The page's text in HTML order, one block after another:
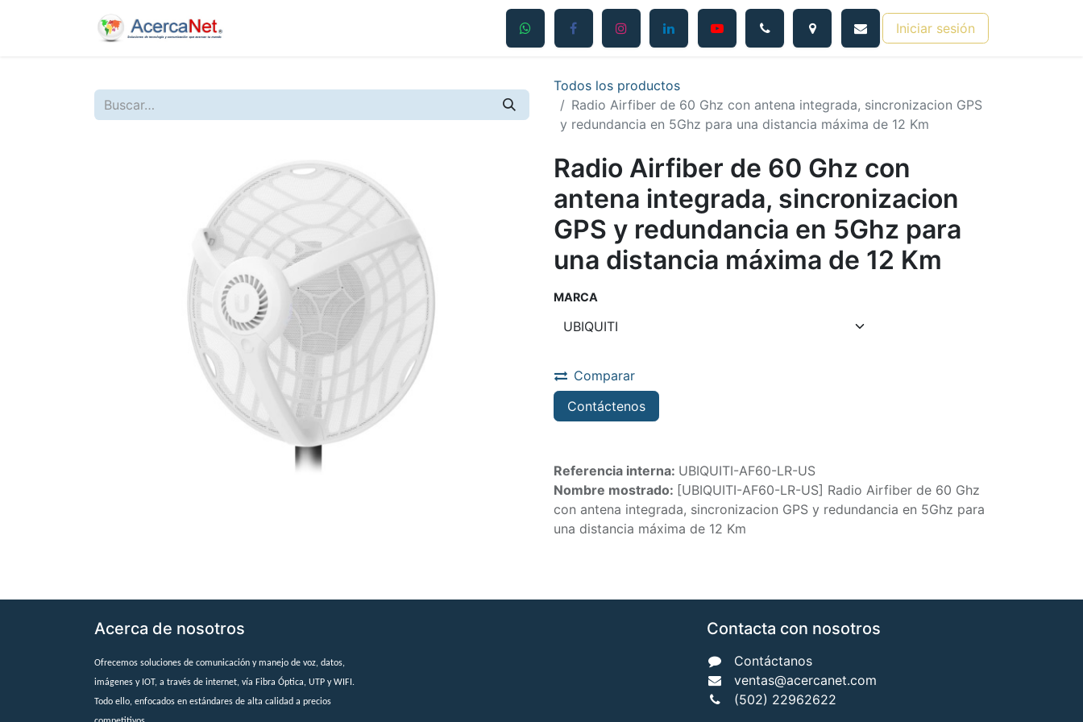
Contáctanos Blog Iniciar sesión
Todos los productos
Radio Airfiber de 60 Ghz con antena integrada, sincronizacion GPS
y redundancia en 5Ghz para una distancia máxima de 12 Km
Radio Airfiber de 60 Ghz con
antena integrada, sincronizacion
GPS y redundancia en 5Ghz para
una distancia máxima de 12 Km
MARCA
Comparar
Contáctenos
Referencia interna: UBIQUITI-AF60-LR-US
Nombre mostrado: [UBIQUITI-AF60-LR-US] Radio Airfiber de 60 Ghz
con antena integrada, sincronizacion GPS y redundancia en 5Ghz para
una distancia máxima de 12 Km
Acerca de nosotros
Ofrecemos soluciones de comunicación y manejo de voz, datos,
imágenes y IOT, a través de internet, vía Fibra Óptica, UTP y WIFI.
Todo ello, enfocados en estándares de alta calidad a precios
Contacta con nosotros
Contáctanos
ventas@acercanet.com
(502) 22962622